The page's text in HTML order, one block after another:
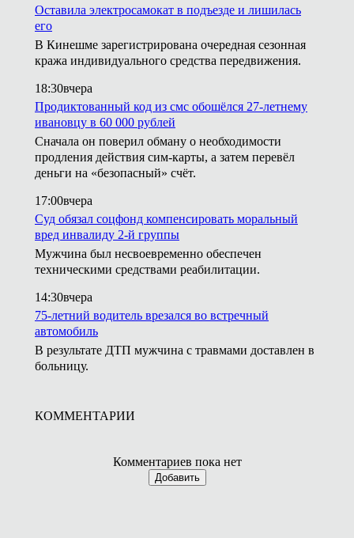
Оставила электросамокат в подъезде и лишилась
его
В Кинешме зарегистрирована очередная сезонная
кража индивидуального средства передвижения.
18:30вчера
Продиктованный код из смс обошёлся 27-летнему
ивановцу в 60 000 рублей
Сначала он поверил обману о необходимости
продления действия сим-карты, а затем перевёл
деньги на «безопасный» счёт.
17:00вчера
Суд обязал соцфонд компенсировать моральный
вред инвалиду 2-й группы
Мужчина был несвоевременно обеспечен
техническими средствами реабилитации.
14:30вчера
75-летний водитель врезался во встречный
автомобиль
В результате ДТП мужчина с травмами доставлен в
больницу.
КОММЕНТАРИИ
Комментариев пока нет
Добавить